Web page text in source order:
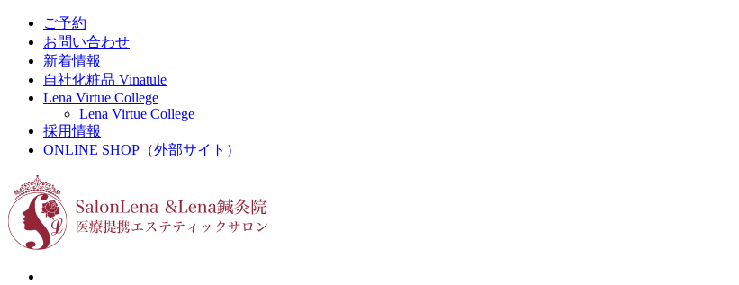
ご予約
お問い合わせ
新着情報
自社化粧品 Vinatule
Lena Virtue College
Lena Virtue College
採用情報
ONLINE SHOP（外部サイト）